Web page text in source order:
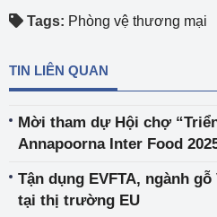
Tags: Phòng vệ thương mại
TIN LIÊN QUAN
Mời tham dự Hội chợ
Annapoorna Inter Food
Tận dụng EVFTA, ngành
tại thị trường EU